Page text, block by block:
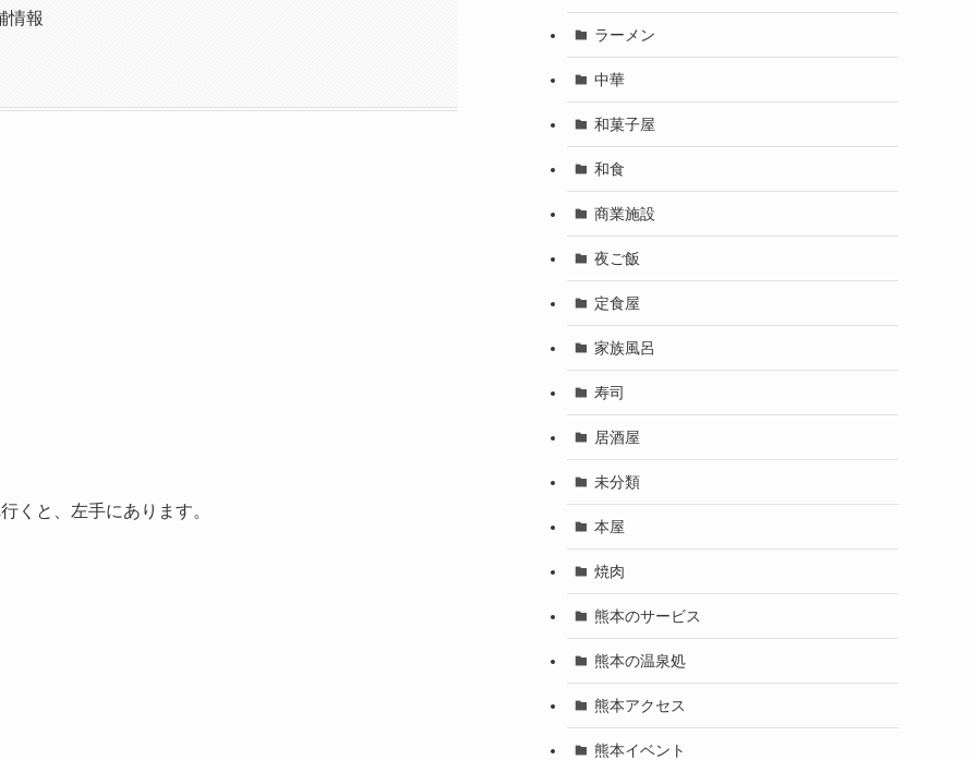
情報
くと、左手にあります。
ラーメン
中華
和菓子屋
和食
商業施設
夜ご飯
定食屋
家族風呂
寿司
居酒屋
未分類
本屋
焼肉
熊本のサービス
熊本の温泉処
熊本アクセス
熊本イベント